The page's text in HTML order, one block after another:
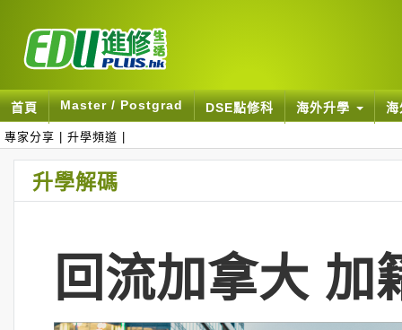
首頁 Master / Postgrad DSE點修科 海外升學
專家分享 升學頻道
升學解碼
回流加拿大 加